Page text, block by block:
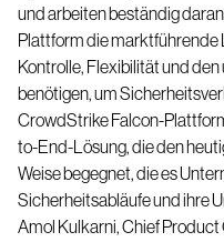
und arbeiten beständig
Plattform die marktführende
Kontrolle, Flexibilität und
benötigen, um
CrowdStrike Falcon-
to-End-Lösung, die den
Weise begegnet, die es
Sicherheitsabläufe und ihre
Amol Kulkarni, Chief